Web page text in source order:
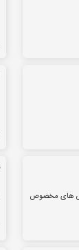
های مخصوص